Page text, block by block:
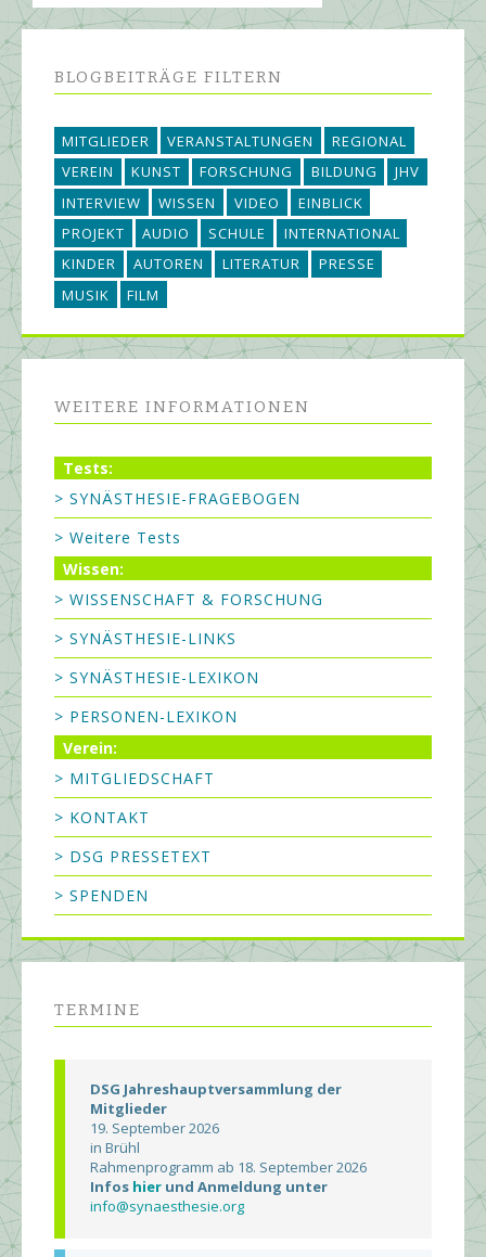
BLOGBEITRÄGE FILTERN
MITGLIEDER VERANSTALTUNGEN
REGIONAL
VEREIN
KUNST FORSCHUNG BILDUNG
JHV
INTERVIEW
WISSEN VIDEO
EINBLICK
PROJEKT
AUDIO SCHULE
INTERNATIONAL
KINDER
AUTOREN LITERATUR
PRESSE
MUSIK
FILM
WEITERE INFORMATIONEN
Tests:
> SYNÄSTHESIE-FRAGEBOGEN
> Weitere Tests
Wissen:
> WISSENSCHAFT & FORSCHUNG
> SYNÄSTHESIE-LINKS
> SYNÄSTHESIE-LEXIKON
> PERSONEN-LEXIKON
Verein:
> MITGLIEDSCHAFT
> KONTAKT
> DSG PRESSETEXT
> SPENDEN
TERMINE
DSG Jahreshauptversammlung der
Mitglieder
19. September 2026
in Brühl
Rahmenprogramm ab 18. September 2026
Infos hier und Anmeldung unter
info@synaesthesie.org